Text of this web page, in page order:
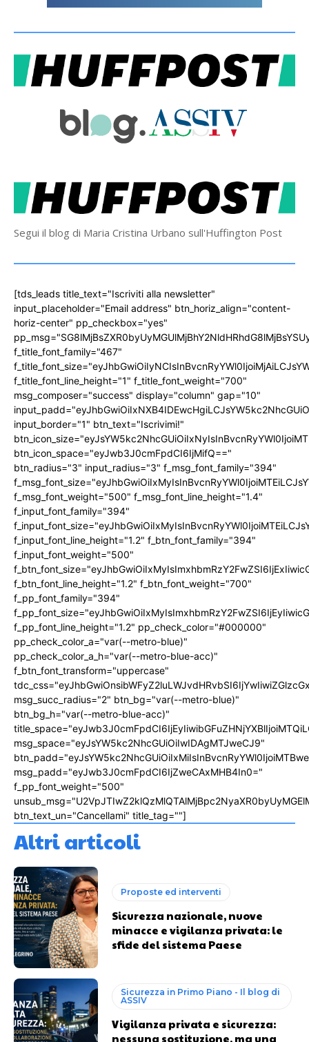
Segui il blog di Maria Cristina Urbano sull'Huffington Post
[tds_leads title_text="Iscriviti alla newsletter"
input_placeholder="Email address" btn_horiz_align="content-
horiz-center" pp_checkbox="yes"
f_title_font_family="467"
f_title_font_line_height="1" f_title_font_weight="700"
msg_composer="success" display="column" gap="10"
input_border="1" btn_text="Iscrivimi!"
btn_icon_space="eyJwb3J0cmFpdCI6IjMifQ=="
btn_radius="3" input_radius="3" f_msg_font_family="394"
f_msg_font_weight="500" f_msg_font_line_height="1.4"
f_input_font_family="394"
f_input_font_line_height="1.2" f_btn_font_family="394"
f_input_font_weight="500"
f_btn_font_line_height="1.2" f_btn_font_weight="700"
f_pp_font_family="394"
f_pp_font_line_height="1.2" pp_check_color="#000000"
pp_check_color_a="var(--metro-blue)"
pp_check_color_a_h="var(--metro-blue-acc)"
f_btn_font_transform="uppercase"
msg_succ_radius="2" btn_bg="var(--metro-blue)"
btn_bg_h="var(--metro-blue-acc)"
msg_space="eyJsYW5kc2NhcGUiOiIwIDAgMTJweCJ9"
msg_padd="eyJwb3J0cmFpdCI6IjZweCAxMHB4In0="
f_pp_font_weight="500"
btn_text_un="Cancellami" title_tag=""]
Altri articoli
Proposte ed interventi
Sicurezza nazionale, nuove
minacce e vigilanza privata: le
sfide del sistema Paese
Sicurezza in Primo Piano - Il blog di
ASSIV
Vigilanza privata e sicurezza:
nessuna sostituzione, ma una